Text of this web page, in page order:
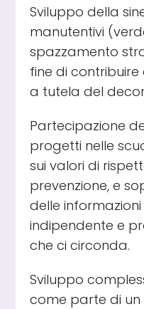
Sviluppo della
manutentivi
spazzamento
fine di contribuire
a tutela del
Partecipazione
progetti nelle
sui valori di
prevenzione, e
delle
indipendente e
che ci circonda.
Sviluppo
come parte di